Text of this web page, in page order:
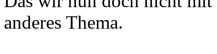
anderes Thema.